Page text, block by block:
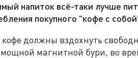
напиток всё-таки лучше
покупного "кофе с
должны вздохнуть
магнитной бури, во